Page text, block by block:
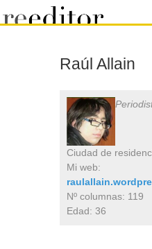
Raúl Allain
Ciudad de
Mi web:
Nº columnas: 119
Edad: 36